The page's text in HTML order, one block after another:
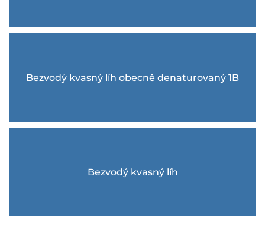
Bezvodý kvasný líh obecně denaturovaný 1B
Bezvodý kvasný líh